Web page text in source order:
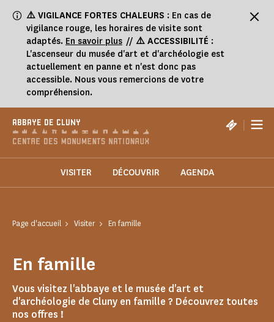
⚠️ VIGILANCE FORTES CHALEURS : En cas de
vigilance rouge, les horaires de visite sont
adaptés. En savoir plus // ⚠️ ACCESSIBILITÉ :
L'ascenseur du musée d'art et d'archéologie est
actuellement en panne et n'est donc pas
accessible. Nous vous remercions de votre
compréhension.
ABBAYE DE CLUNY |
VISITER DÉCOUVRIR AGENDA
Page d'accueil Visiter En famille
En famille
Vous visitez l'abbaye et le musée d'art et
d'archéologie de Cluny en famille ? Découvrez toutes
nos offres !